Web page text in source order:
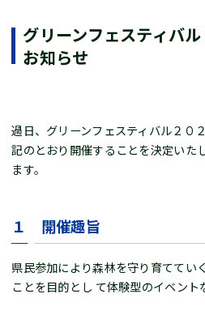
グリーンフェスティバ
お知らせ
過日、グリーンフェスティバル２０
記のとおり開催することを決定いた
ます。
１ 開催趣旨
県民参加により森林を守り育ててい
ことを目的とし て体験型のイベント